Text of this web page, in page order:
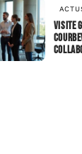
Visite